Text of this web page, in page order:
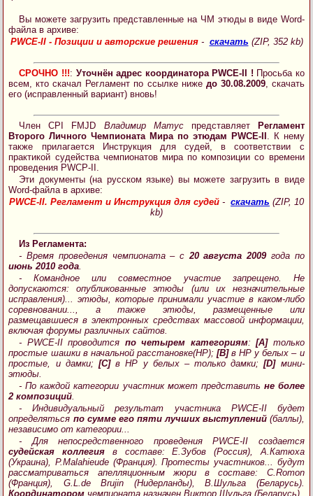
Вы можете загрузить представленные на ЧМ этюды в виде Word-
файла в архиве:
PWCE-II - Позиции и авторские решения- скачать (ZIP, 352 kb)
СРОЧНО !!!: Уточнён адрес координатора PWCE-II ! Просьба ко
всем, кто скачал Регламент по ссылке ниже до 30.08.2009, скачать
его (исправленный вариант) вновь!
Член CPI FMJD Владимир Матуспредставляет
Регламент
Второго Личного Чемпионата Мира по этюдам PWCE-II . К нему
также прилагается Инструкция для судей, в соответствии с
практикой судейства чемпионатов мира по композиции со времени
проведения PWCP-II.
Эти документы (на русском языке) вы можете загрузить в виде
Word-файла в архиве:
PWCE-II. Регламент и Инструкция для судей - скачать (ZIP, 10
kb)
Из Регламента:
- Время проведения чемпионата – с20 августа 2009года по
июнь 2010 года.
- Командное или совместное участие запрещено. Не
допускаются: опубликованные этюды (или их незначительные
исправления)... этюды, которые принимали участие в каком-либо
соревновании..., а также этюды, размещенные или
размещавшиеся в электронных средствах массовой информации,
включая форумы различных сайтов.
- PWCE-II проводится по четырем категориям:[A]только
простые шашки в начальной расстановке(НР); [B]в НР у белых – и
простые, и дамки; [C]в НР у белых – только дамки;[D]мини-
этюды.
- По каждой категории участник может представить не более
2 композиций.
- Индивидуальный результат участника PWCE-II будет
определяться по сумме его пяти лучших выступлений(баллы),
независимо от категории...
- Для непосредственного проведения PWCE-II создается
судейская коллегия в составе: Е.Зубов (Россия), А.Катюха
(Украина), P.Malahieude (Франция). Протесты участников... будут
рассматриваться апелляционным жюри в составе: C.Romon
(Франция), G.L.de Brujin (Нидерланды), В.Шульга (Беларусь).
Координатором чемпионата назначен Виктор Шульга (Беларусь).